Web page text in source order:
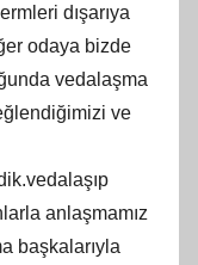
dışarıya
odaya bizde
vedalaşma
ve
anlaşmamız
başkalarıyla